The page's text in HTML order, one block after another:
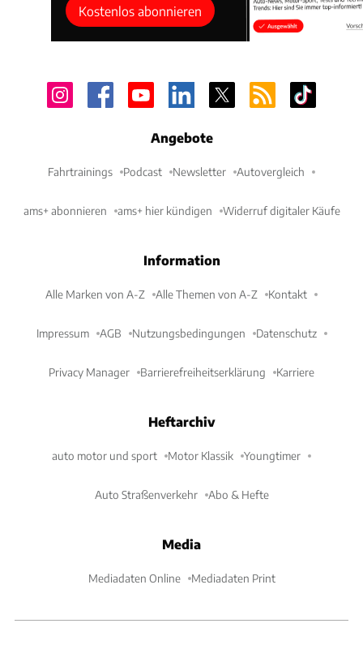
Kostenlos abonnieren
Angebote
Fahrtrainings Podcast Newsletter Autovergleich
ams+ abonnieren ams+ hier kündigen Widerruf digitaler Käufe
Information
Alle Marken von A-Z Alle Themen von A-Z Kontakt
Impressum AGB Nutzungsbedingungen Datenschutz
Privacy Manager Barrierefreiheitserklärung Karriere
Heftarchiv
auto motor und sport Motor Klassik Youngtimer
Auto Straßenverkehr Abo & Hefte
Media
Mediadaten Online Mediadaten Print